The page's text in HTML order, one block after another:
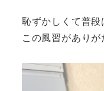
恥ずかしくて普段
この風習があり